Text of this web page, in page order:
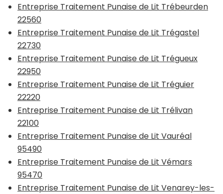
Entreprise Traitement Punaise de Lit Trébeurden
22560
Entreprise Traitement Punaise de Lit Trégastel
22730
Entreprise Traitement Punaise de Lit Trégueux
22950
Entreprise Traitement Punaise de Lit Tréguier
22220
Entreprise Traitement Punaise de Lit Trélivan
22100
Entreprise Traitement Punaise de Lit Vauréal
95490
Entreprise Traitement Punaise de Lit Vémars
95470
Entreprise Traitement Punaise de Lit Venarey-les-